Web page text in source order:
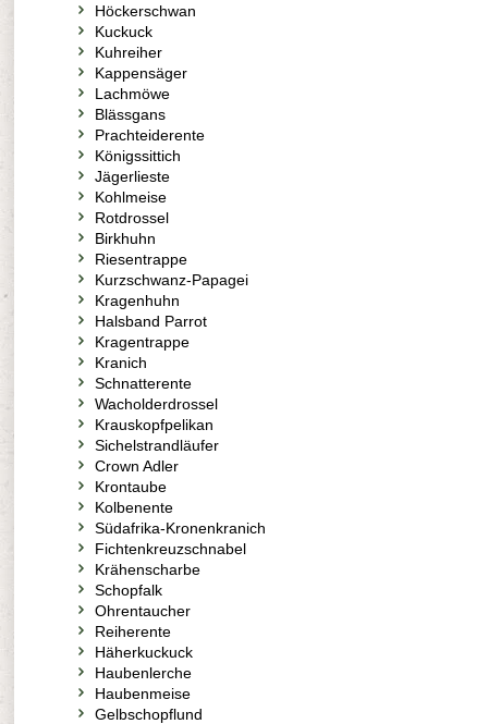
Höckerschwan
Kuckuck
Kuhreiher
Kappensäger
Lachmöwe
Blässgans
Prachteiderente
Königssittich
Jägerlieste
Kohlmeise
Rotdrossel
Birkhuhn
Riesentrappe
Kurzschwanz-Papagei
Kragenhuhn
Halsband Parrot
Kragentrappe
Kranich
Schnatterente
Wacholderdrossel
Krauskopfpelikan
Sichelstrandläufer
Crown Adler
Krontaube
Kolbenente
Südafrika-Kronenkranich
Fichtenkreuzschnabel
Krähenscharbe
Schopfalk
Ohrentaucher
Reiherente
Häherkuckuck
Haubenlerche
Haubenmeise
Gelbschopflund